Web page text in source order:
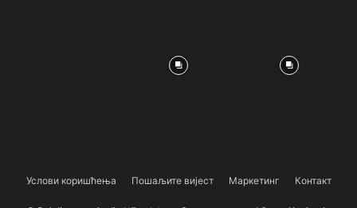
Услови коришћења Пошаљите вијест Маркетинг Контакт